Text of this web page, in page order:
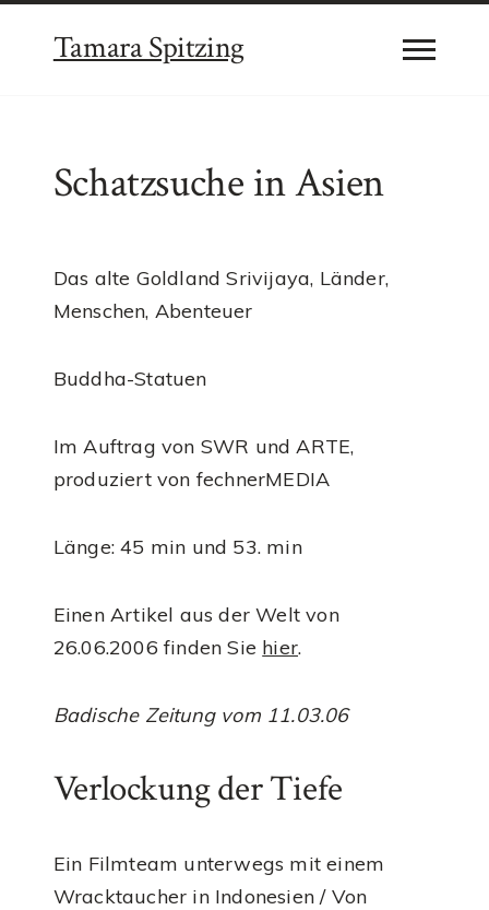
Tamara Spitzing
Schatzsuche in Asien
Das alte Goldland Srivijaya, Länder,
Menschen, Abenteuer
Buddha-Statuen
Im Auftrag von SWR und ARTE,
produziert von fechnerMEDIA
Länge: 45 min und 53. min
Einen Artikel aus der Welt von
26.06.2006 finden Sie hier.
Badische Zeitung vom 11.03.06
Verlockung der Tiefe
Ein Filmteam unterwegs mit einem
Wracktaucher in Indonesien / Von